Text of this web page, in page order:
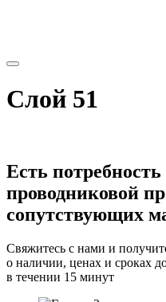
Слой 51
Есть
проводниковой
сопутствующих
Свяжитесь с нами и
о наличии, ценах и сроках
в течении 15 минут